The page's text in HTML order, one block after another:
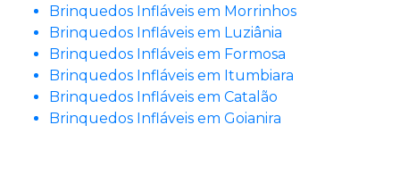
Brinquedos Infláveis em Morrinhos
Brinquedos Infláveis em Luziânia
Brinquedos Infláveis em Formosa
Brinquedos Infláveis em Itumbiara
Brinquedos Infláveis em Catalão
Brinquedos Infláveis em Goianira